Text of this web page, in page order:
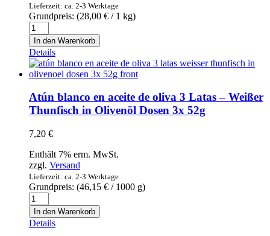
Lieferzeit: ca. 2-3 Werktage
Grundpreis: (28,00 € / 1 kg)
Langostino
Black
Tiger
con
cabeza,
con
piel,
crudo,
glaseo
Andu
Black
Tiger
Garnelen
mit
Kopf,
mit
Schale,
In den Warenkorb
Details
Atún blanco en aceite de oliva 3 Latas – Weißer
Thunfisch in Olivenöl Dosen 3x 52g
7,20 €
Enthält 7% erm. MwSt.
zzgl. Versand
Lieferzeit: ca. 2-3 Werktage
Grundpreis: (46,15 € / 1000 g)
Atún
blanco
en
aceite
In den Warenkorb
Details